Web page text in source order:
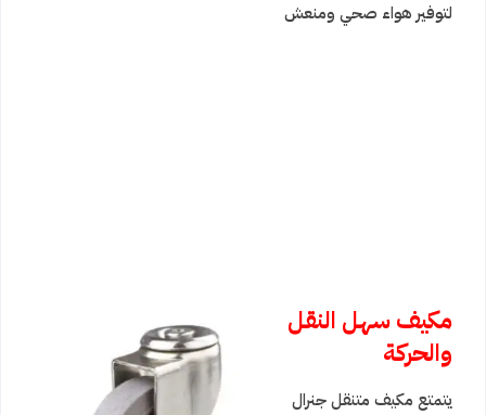
لتوفير هواء صحي ومنعش
مكيف سهل النقل
والحركة
يتمتع مكيف متنقل جنرال